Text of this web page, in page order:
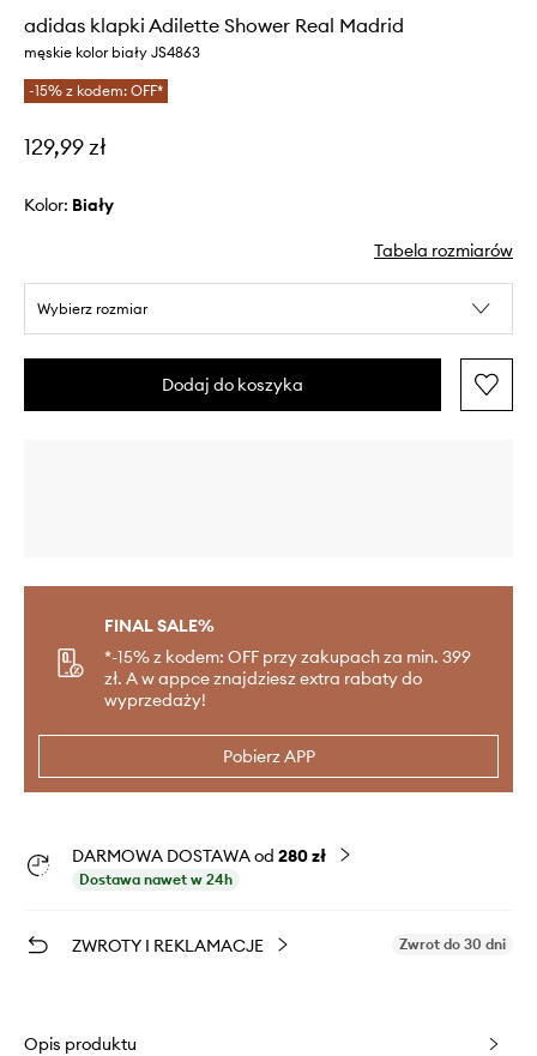
adidas klapki Adilette Shower Real Madrid
męskie kolor biały JS4863
-15% z kodem: OFF*
129,99 zł
Kolor: biały
Tabela rozmiarów
Wybierz rozmiar
Dodaj do koszyka
FINAL SALE%
*-15% z kodem: OFF przy zakupach za min. 399
zł. A w appce znajdziesz extra rabaty do
wyprzedaży!
Pobierz APP
DARMOWA DOSTAWA od 280 zł
Dostawa nawet w 24h
ZWROTY I REKLAMACJE Zwrot do 30 dni
Opis produktu